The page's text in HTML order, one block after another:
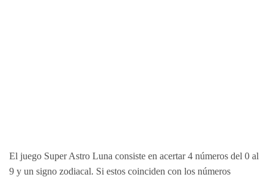
El juego Super Astro Luna consiste en acertar 4 números del 0 al
9 y un signo zodiacal. Si estos coinciden con los números